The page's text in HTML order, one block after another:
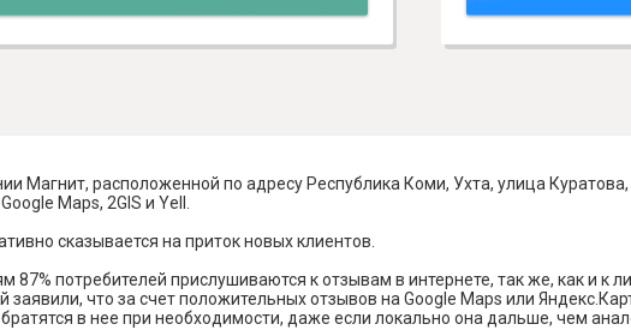
Магнит, расположенной по адресу Республика Коми, Ухта, улица
Maps, 2GIS и Yell.
сказывается на приток новых клиентов.
87% потребителей прислушиваются к отзывам в интернете, так же, как и к
что за счет положительных отзывов на Google Maps или
в нее при необходимости, даже если локально она дальше, чем